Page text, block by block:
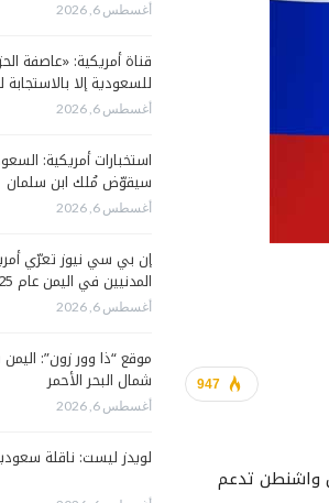
947
واشنطن تدعم
أغسطس 6, 2026
قناة أمريكية: «عاصفة
للسعودية إلا
أغسطس 6, 2026
استخبارات أمريكية:
سيقوّض مُلك ابن سلمان
أغسطس 6, 2026
إن بي سي نيوز تعرّي
المدنيين في اليمن عام 2025
أغسطس 6, 2026
موقع “ذا وور زون”:
شمال البحر الأحمر
أغسطس 6, 2026
لويدز ليست: ناقلة